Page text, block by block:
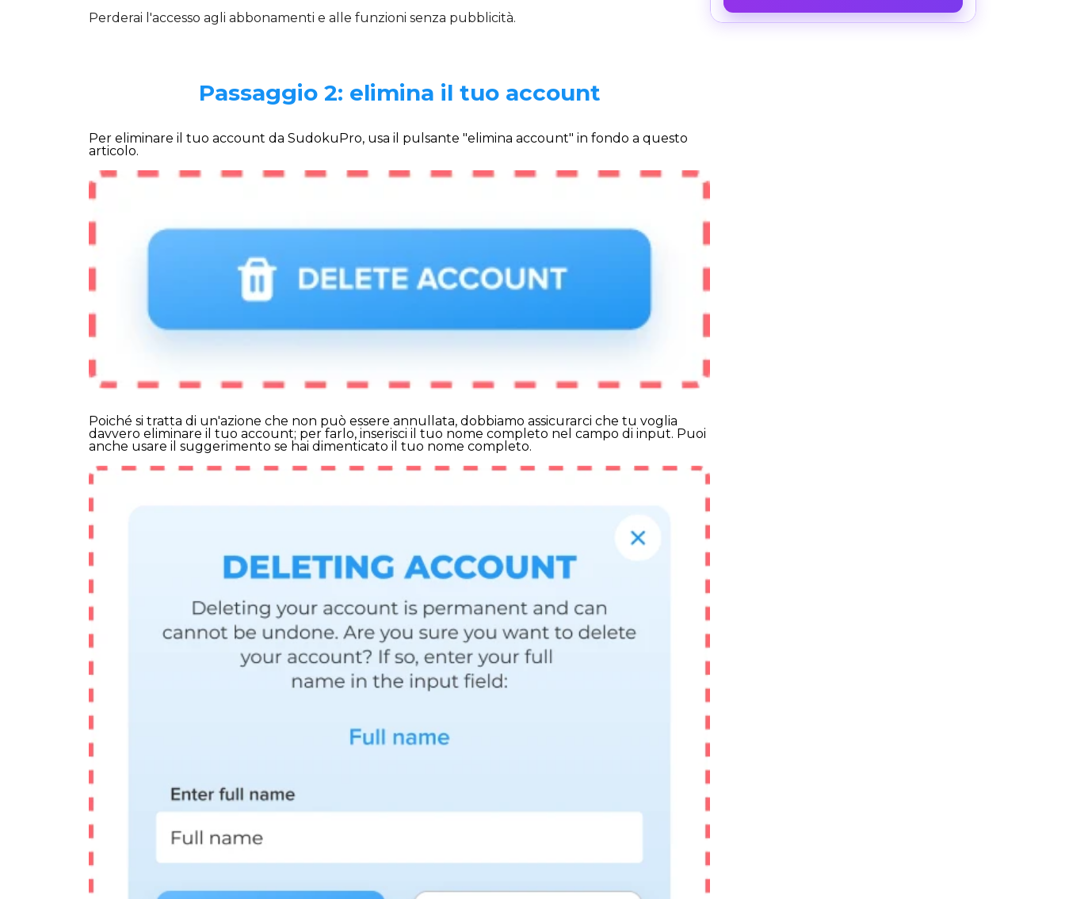
Perderai l'accesso agli abbonamenti e alle funzioni senza pubblicità.
Passaggio 2: elimina il tuo account
Per eliminare il tuo account da SudokuPro, usa il pulsante "elimina account" in fondo a questo
articolo.
Poiché si tratta di un'azione che non può essere annullata, dobbiamo assicurarci che tu voglia
davvero eliminare il tuo account; per farlo, inserisci il tuo nome completo nel campo di input. Puoi
anche usare il suggerimento se hai dimenticato il tuo nome completo.